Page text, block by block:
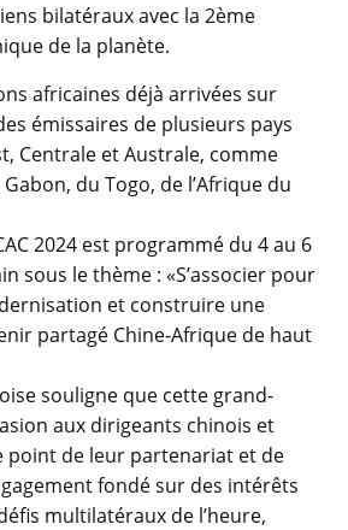
bilatéraux avec la 2ème
de la planète.
africaines déjà arrivées sur
émissaires de plusieurs pays
Centrale et Australe, comme
du Togo, de l’Afrique du
2024 est programmé du 4 au 6
sous le thème : «S’associer pour
et construire une
partagé Chine-Afrique de haut
souligne que cette grand-
aux dirigeants chinois et
point de leur partenariat et de
fondé sur des intérêts
multilatéraux de l’heure,